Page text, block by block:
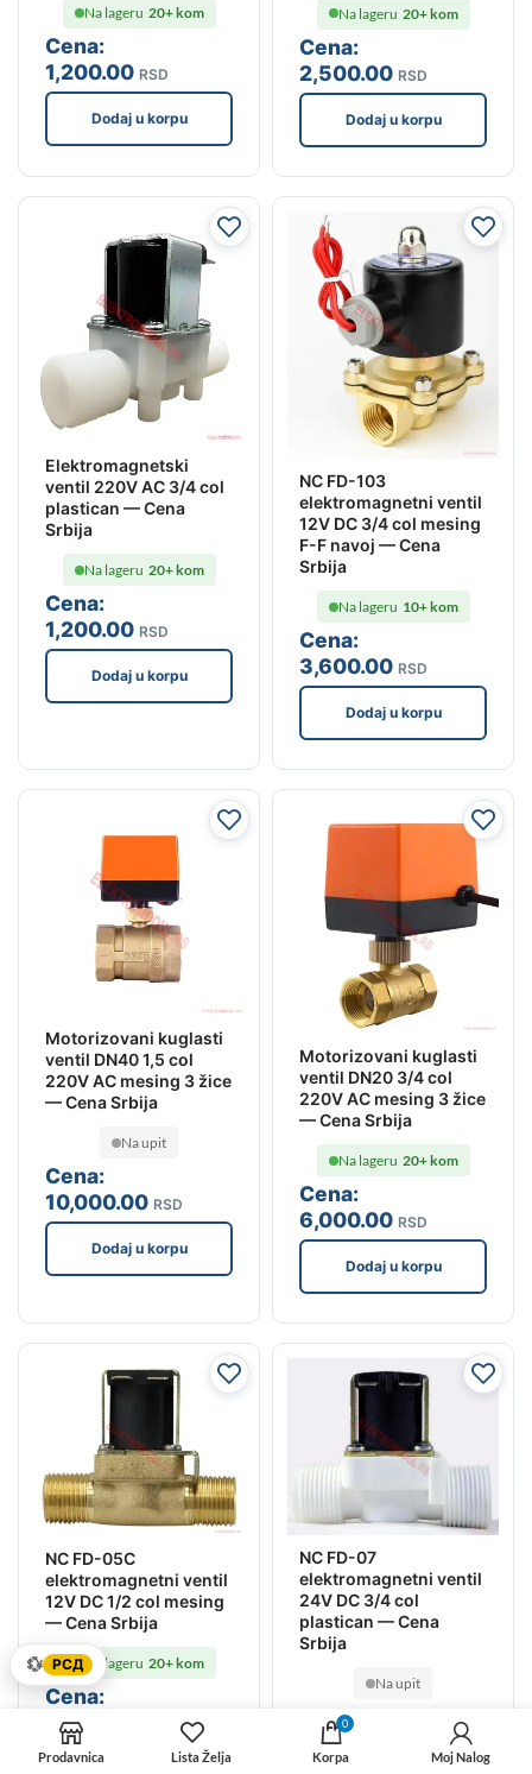
Cena:
1,200.00 RSD
Na lageru 20+ kom
Dodaj u korpu
Cena:
2,500.00 RSD
Na lageru 20+ kom
Dodaj u korpu
Elektromagnetski
ventil 220V AC 3/4 col
plastican — Cena
Srbija
Cena:
1,200.00 RSD
Na lageru 20+ kom
Dodaj u korpu
NC FD-103
elektromagnetni ventil
12V DC 3/4 col mesing
F-F navoj — Cena
Srbija
Cena:
3,600.00 RSD
Na lageru 10+ kom
Dodaj u korpu
Motorizovani kuglasti
ventil DN40 1,5 col
220V AC mesing 3 žice
— Cena Srbija
Cena:
10,000.00 RSD
Na upit
Dodaj u korpu
Motorizovani kuglasti
ventil DN20 3/4 col
220V AC mesing 3 žice
— Cena Srbija
Cena:
6,000.00 RSD
Na lageru 20+ kom
Dodaj u korpu
NC FD-05C
elektromagnetni ventil
12V DC 1/2 col mesing
— Cena Srbija
Cena:
2,700
Na lageru 20+ kom
NC FD-07
elektromagnetni ventil
24V DC 3/4 col
plastican — Cena
Srbija
Cena:
1,400
Na upit
Prodavnica Lista Želja
0
Korpa Moj Nalog
💱 РСД